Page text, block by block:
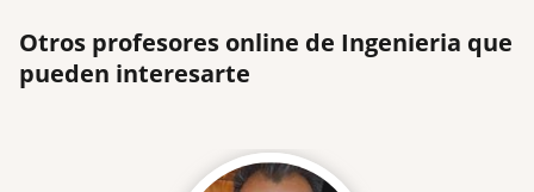
Otros profesores online de Ingenieria que
pueden interesarte